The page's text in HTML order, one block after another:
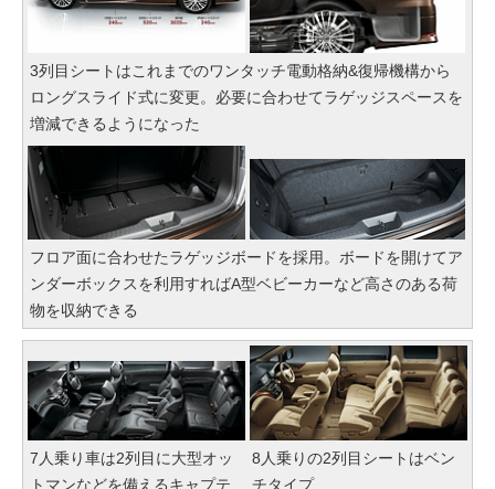
3列目シートはこれまでのワンタッチ電動格納&復帰機構から
ロングスライド式に変更。必要に合わせてラゲッジスペースを
増減できるようになった
フロア面に合わせたラゲッジボードを採用。ボードを開けてア
ンダーボックスを利用すればA型ベビーカーなど高さのある荷
物を収納できる
7人乗り車は2列目に大型オッ
トマンなどを備えるキャプテ
8人乗りの2列目シートはベン
チタイプ